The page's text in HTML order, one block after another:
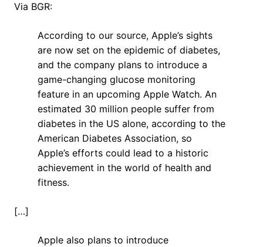
Via BGR:
According to our source, Apple’s sights
are now set on the epidemic of diabetes,
and the company plans to introduce a
game-changing glucose monitoring
feature in an upcoming Apple Watch. An
estimated 30 million people suffer from
diabetes in the US alone, according to the
American Diabetes Association, so
Apple’s efforts could lead to a historic
achievement in the world of health and
fitness.
[…]
Apple also plans to introduce